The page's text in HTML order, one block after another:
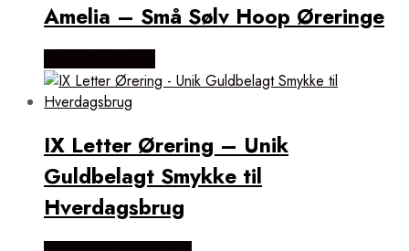
Amelia – Små Sølv Hoop Øreringe
IX Letter Ørering – Unik
Guldbelagt Smykke til
Hverdagsbrug